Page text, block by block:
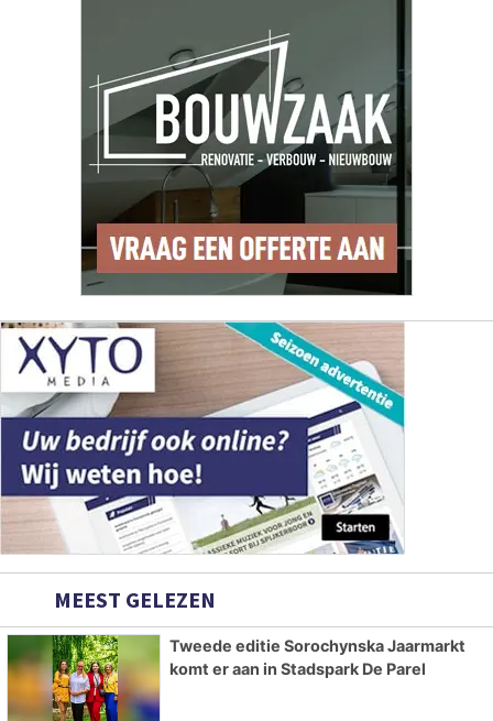
MEEST GELEZEN
Tweede editie Sorochynska Jaarmarkt
komt er aan in Stadspark De Parel